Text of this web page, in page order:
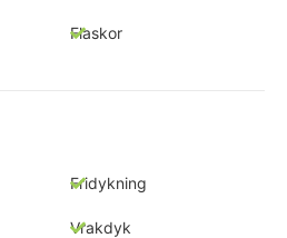
Flaskor
Fridykning
Vrakdyk